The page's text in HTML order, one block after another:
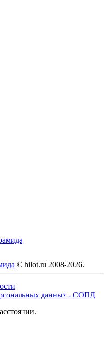
© hilot.ru 2008-2026.
данных - СОПД